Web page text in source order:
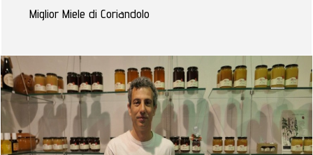
Miglior Miele di Coriandolo